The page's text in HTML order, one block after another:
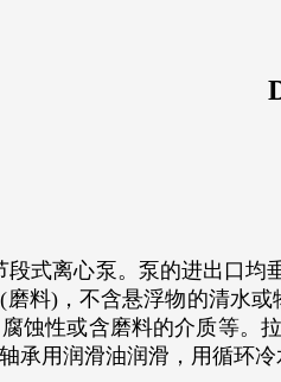
离心泵。泵的进出口均
料)，不含悬浮物的清水
蚀性或含磨料的介质等。
承用润滑油润滑，用循环